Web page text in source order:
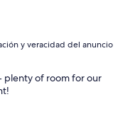
y veracidad del anuncio
plenty of room for our